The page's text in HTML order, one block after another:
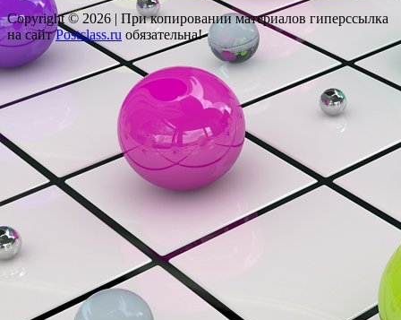
Copyright © 2026 | При копировании материалов гиперссылка
на сайтPostclass.ru обязательна!